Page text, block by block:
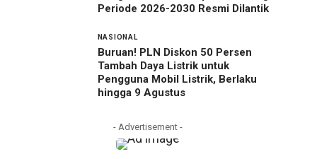
Periode 2026-2030 Resmi Dilantik
NASIONAL
Buruan! PLN Diskon 50 Persen
Tambah Daya Listrik untuk
Pengguna Mobil Listrik, Berlaku
hingga 9 Agustus
- Advertisement -